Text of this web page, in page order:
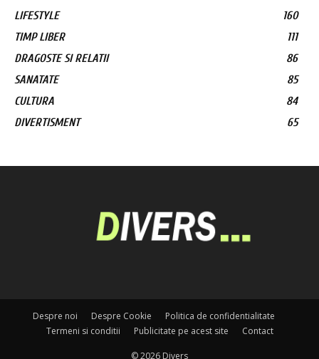
LIFESTYLE
160
TIMP LIBER
111
DRAGOSTE SI RELATII
86
SANATATE
85
CULTURA
84
DIVERTISMENT
65
Despre noi Despre Cookie
Politica de confidentialitate
Termeni si conditii
Publicitate pe acest site Contact
© 2026 Divers